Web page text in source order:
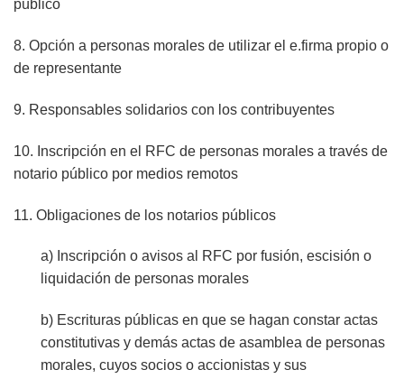
público
8. Opción a personas morales de utilizar el e.firma propio o
de representante
9. Responsables solidarios con los contribuyentes
10. Inscripción en el RFC de personas morales a través de
notario público por medios remotos
11. Obligaciones de los notarios públicos
a) Inscripción o avisos al RFC por fusión, escisión o
liquidación de personas morales
b) Escrituras públicas en que se hagan constar actas
constitutivas y demás actas de asamblea de personas
morales, cuyos socios o accionistas y sus